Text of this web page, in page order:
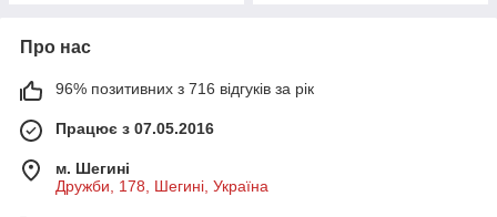
Про нас
96% позитивних з 716 відгуків за рік
Працює з 07.05.2016
м. Шегині
Дружби, 178, Шегині, Україна